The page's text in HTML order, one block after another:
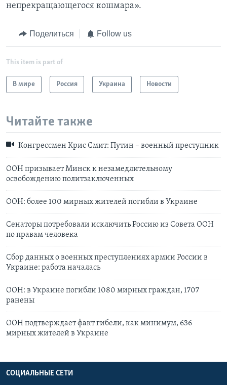
непрекращающегося кошмара».
Поделиться Follow us
This item is part of
В мире Россия Украина Новости
Читайте также
Конгрессмен Крис Смит: Путин – военный преступник
ООН призывает Минск к незамедлительному
освобождению политзаключенных
ООН: более 100 мирных жителей погибли в Украине
Сенаторы потребовали исключить Россию из Совета ООН
по правам человека
Сбор данных о военных преступлениях армии России в
Украине: работа началась
ООН: в Украине погибли 1080 мирных граждан, 1707
ранены
ООН подтверждает факт гибели, как минимум, 636
мирных жителей в Украине
СОЦИАЛЬНЫЕ СЕТИ